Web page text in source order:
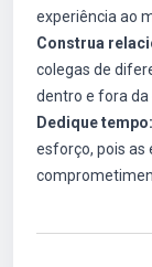
experiência ao
Construa
colegas de
dentro e fora da
Dedique tempo:
esforço, pois as